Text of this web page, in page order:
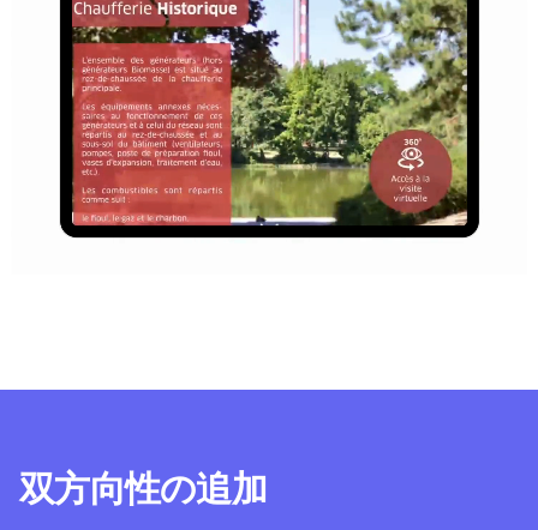
双方向性の追加